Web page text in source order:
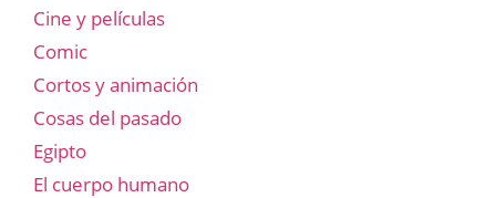
Cine y películas
Comic
Cortos y animación
Cosas del pasado
Egipto
El cuerpo humano